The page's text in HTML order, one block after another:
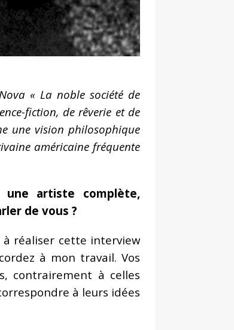
« La noble société de
fiction, de rêverie et de
une vision philosophique
américaine fréquente
une artiste complète,
de vous ?
à réaliser cette interview
à mon travail. Vos
contrairement à celles
à leurs idées